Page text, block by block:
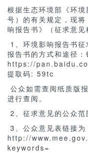
根据生态环境部《环
号）的有关规定，现
响报告书》（征求意见
1、环境影响报告书
报告书的方式和途径：
https://
提取码: 59tc
公众如需查阅纸质版
进行查阅。
2、征求意见的公众
3、公众意见表链接为
http://
keywords=